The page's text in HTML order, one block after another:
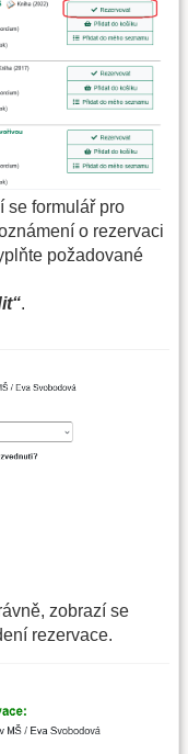
se formulář pro
o rezervaci
požadované
.
zobrazí se
rezervace.